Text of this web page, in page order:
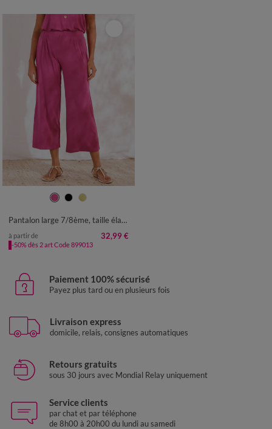
38/40 42/44
Pantalon large 7/8ème, taille élastiquée, maille unie
à partir de 32,99 €
-50% dès 2 art Code 899013
Paiement 100% sécurisé
Payez plus tard ou en plusieurs fois
Livraison express
domicile, relais, consignes automatiques
Retours gratuits
sous 30 jours avec Mondial Relay uniquement
Service clients
par chat et par téléphone
de 8h00 à 20h00 du lundi au samedi